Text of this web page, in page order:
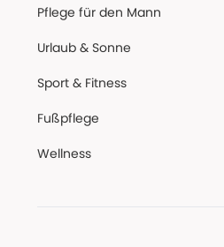
Pflege für den Mann
Urlaub & Sonne
Sport & Fitness
Fußpflege
Wellness